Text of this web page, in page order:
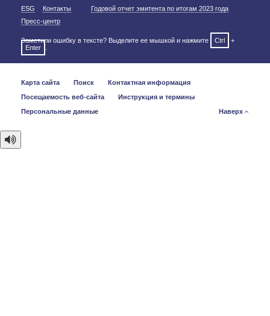
ESG
Контакты
Годовой отчет эмитента по итогам 2023 года
Пресс-центр
Заметили ошибку в тексте? Выделите ее мышкой и нажмите Ctrl
+
Enter
Карта сайта Поиск
Контактная информация
Посещаемость веб-сайта
Инструкция и термины
Персональные данные
Наверх